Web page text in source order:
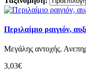
Περιλαίμιο ραιγιόν,
Mεγάλης αντοχής.
3,03€